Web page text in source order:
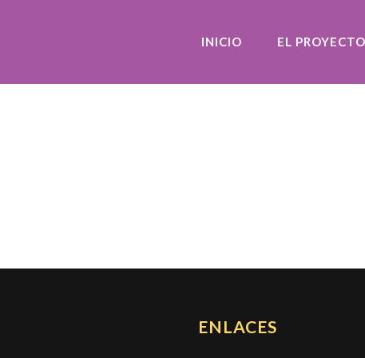
INICIO EL PROYECTO
ENLACES